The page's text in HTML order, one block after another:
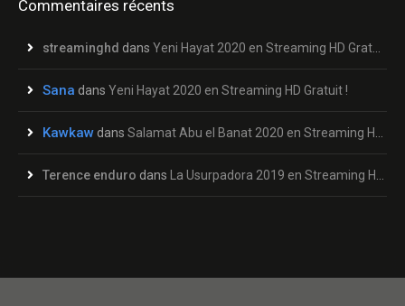
Commentaires récents
streaminghd dans Yeni Hayat 2020 en Streaming HD Gratuit !
Sana dans Yeni Hayat 2020 en Streaming HD Gratuit !
Kawkaw dans Salamat Abu el Banat 2020 en Streaming HD Gratuit !
Terence enduro dans La Usurpadora 2019 en Streaming HD Gratuit !